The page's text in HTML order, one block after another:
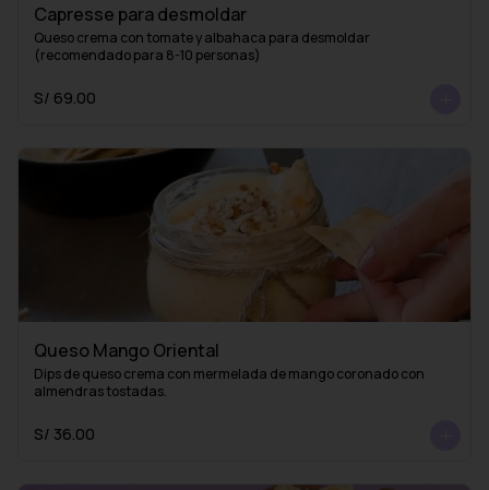
Capresse para desmoldar
Queso crema con tomate y albahaca para desmoldar
(recomendado para 8-10 personas)
S/ 69.00
Queso Mango Oriental
Dips de queso crema con mermelada de mango coronado con
almendras tostadas.
S/ 36.00